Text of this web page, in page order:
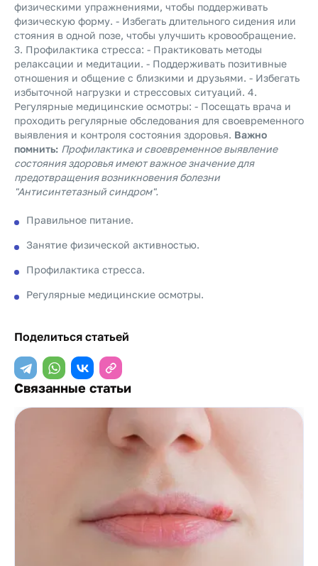
физическими упражнениями, чтобы поддерживать
физическую форму. - Избегать длительного сидения или
стояния в одной позе, чтобы улучшить кровообращение.
3. Профилактика стресса: - Практиковать методы
релаксации и медитации. - Поддерживать позитивные
отношения и общение с близкими и друзьями. - Избегать
избыточной нагрузки и стрессовых ситуаций. 4.
Регулярные медицинские осмотры: - Посещать врача и
проходить регулярные обследования для своевременного
выявления и контроля состояния здоровья. Важно
помнить: Профилактика и своевременное выявление
состояния здоровья имеют важное значение для
предотвращения возникновения болезни
"Антисинтетазный синдром".
Правильное питание.
Занятие физической активностью.
Профилактика стресса.
Регулярные медицинские осмотры.
Поделиться статьей
Связанные статьи